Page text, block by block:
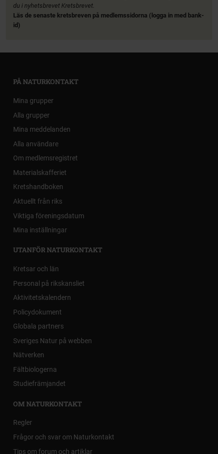
du i nyhetsbrevet Kretsbrevet.
Läs de senaste kretsbreven på medlemssidorna (logga in med bank-
id)
PÅ NATURKONTAKT
Mina grupper
Alla grupper
Mina meddelanden
Alla användare
Om medlemsregistret
Materialskafferiet
Kretshandboken
Aktuellt från riks
Viktiga föreningsdatum
Mina inställningar
UTANFÖR NATURKONTAKT
Kretsar och län
Personal på rikskansliet
Aktivitetskalendern
Policydokument
Globala partners
Sveriges Natur på webben
Nätverken
Fältbiologerna
Studiefrämjandet
OM NATURKONTAKT
Regler
Frågor och svar om Naturkontakt
Tips om forum och artiklar